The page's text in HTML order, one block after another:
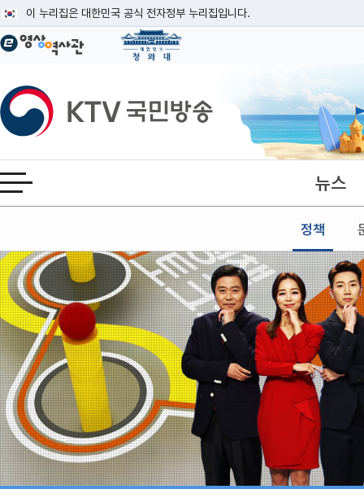
이 누리집은 대한민국 공식 전자정부 누리집입니다.
공식 누리집 주소 확인하기
이밖에 or.kr 또는 .kr등 다른 도메인 주소를 사용하고 있다면 아래 URL에서
운영중인 공식 누리집보기
KTV국민방송
전체메뉴 열기 뉴스
정책
본문